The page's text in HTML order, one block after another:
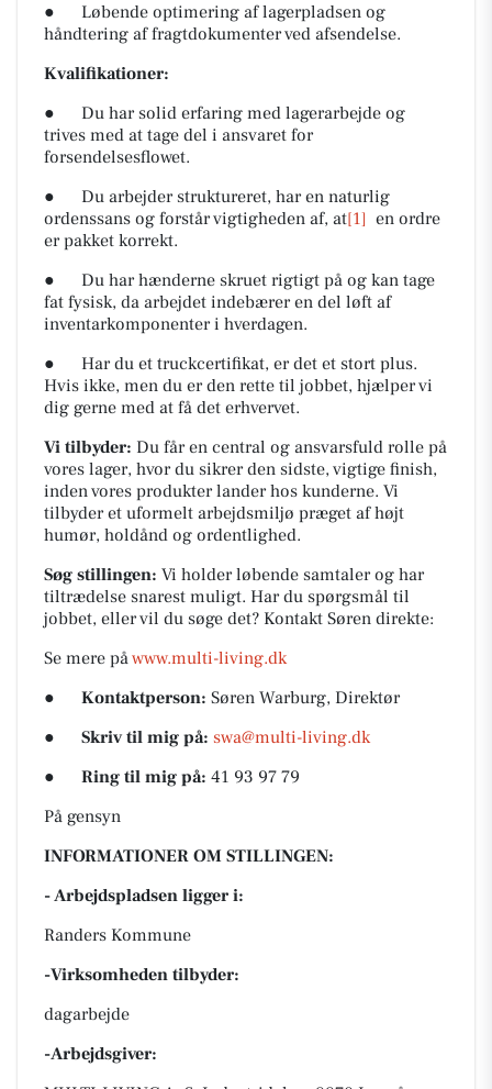
● Løbende optimering af lagerpladsen og
håndtering af fragtdokumenter ved afsendelse.
Kvalifikationer:
● Du har solid erfaring med lagerarbejde og
trives med at tage del i ansvaret for
forsendelsesflowet.
● Du arbejder struktureret, har en naturlig
ordenssans og forstår vigtigheden af, at[1] en ordre
er pakket korrekt.
● Du har hænderne skruet rigtigt på og kan tage
fat fysisk, da arbejdet indebærer en del løft af
inventarkomponenter i hverdagen.
● Har du et truckcertifikat, er det et stort plus.
Hvis ikke, men du er den rette til jobbet, hjælper vi
dig gerne med at få det erhvervet.
Vi tilbyder: Du får en central og ansvarsfuld rolle på
vores lager, hvor du sikrer den sidste, vigtige finish,
inden vores produkter lander hos kunderne. Vi
tilbyder et uformelt arbejdsmiljø præget af højt
humør, holdånd og ordentlighed.
Søg stillingen: Vi holder løbende samtaler og har
tiltrædelse snarest muligt. Har du spørgsmål til
jobbet, eller vil du søge det? Kontakt Søren direkte:
Se mere påwww.multi-living.dk
● Kontaktperson: Søren Warburg, Direktør
● Skriv til mig på: swa@multi-living.dk
● Ring til mig på: 41 93 97 79
På gensyn
INFORMATIONER OM STILLINGEN:
- Arbejdspladsen ligger i:
Randers Kommune
-Virksomheden tilbyder:
dagarbejde
-Arbejdsgiver: